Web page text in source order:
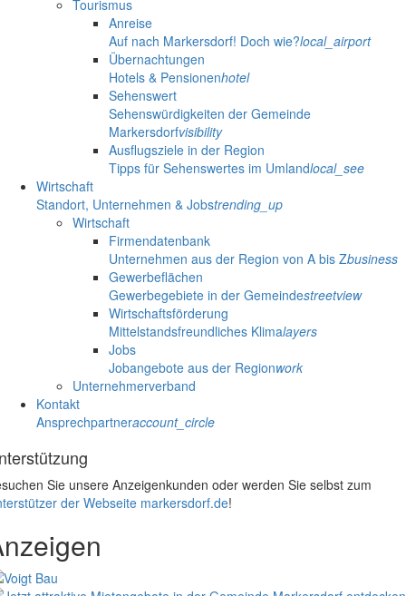
Tourismus
Anreise
Auf nach Markersdorf! Doch wie?local_airport
Übernachtungen
Hotels & Pensionenhotel
Sehenswert
Sehenswürdigkeiten der Gemeinde
Markersdorfvisibility
Ausflugsziele in der Region
Tipps für Sehenswertes im Umlandlocal_see
Wirtschaft
Standort, Unternehmen & Jobstrending_up
Wirtschaft
Firmendatenbank
Unternehmen aus der Region von A bis Zbusiness
Gewerbeflächen
Gewerbegebiete in der Gemeindestreetview
Wirtschaftsförderung
Mittelstandsfreundliches Klimalayers
Jobs
Jobangebote aus der Regionwork
Unternehmerverband
Kontakt
Ansprechpartneraccount_circle
Sie unsere Anzeigenkunden oder werden Sie selbst zum
der Webseite markersdorf.de!